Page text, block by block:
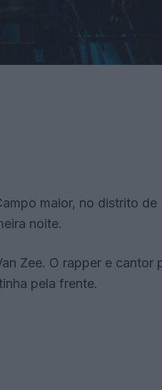
maior, no distrito
noite.
Zee. O rapper e cantor
pela frente.